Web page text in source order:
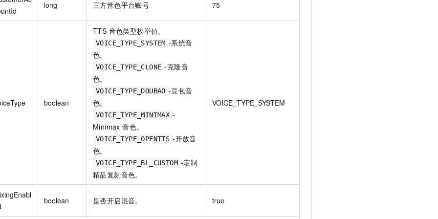
long 三方音色平台账号 75
boolean
TTS 音色类型枚举值。
VOICE_TYPE_SYSTEM -系统音
色。
VOICE_TYPE_CLONE -克隆音
色。
VOICE_TYPE_DOUBAO -豆包音
色。
VOICE_TYPE_MINIMAX -
Minimax 音色。
VOICE_TYPE_OPENTTS -开放音
色。
VOICE_TYPE_BL_CUSTOM -定制
精品复刻音色。
VOICE_TYPE_SYSTEM
boolean 是否开启混音。 true